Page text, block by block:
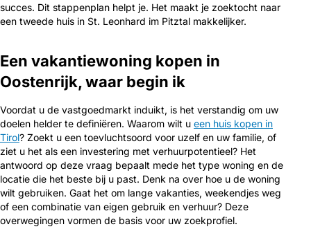
succes. Dit stappenplan helpt je. Het maakt je zoektocht naar
een tweede huis in St. Leonhard im Pitztal makkelijker.
Een vakantiewoning kopen in
Oostenrijk, waar begin ik
Voordat u de vastgoedmarkt induikt, is het verstandig om uw
doelen helder te definiëren. Waarom wilt u een huis kopen in
Tirol? Zoekt u een toevluchtsoord voor uzelf en uw familie, of
ziet u het als een investering met verhuurpotentieel? Het
antwoord op deze vraag bepaalt mede het type woning en de
locatie die het beste bij u past. Denk na over hoe u de woning
wilt gebruiken. Gaat het om lange vakanties, weekendjes weg
of een combinatie van eigen gebruik en verhuur? Deze
overwegingen vormen de basis voor uw zoekprofiel.